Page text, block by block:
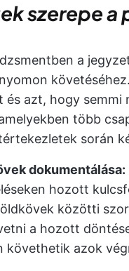
szerepe
a
és azt, hogy
több
során
dokumentálása:
hozott
közötti
a hozott
követhetik azok